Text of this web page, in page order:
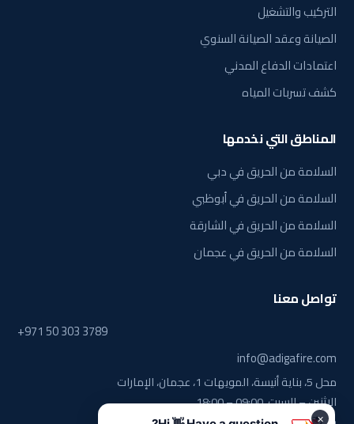
التركيب والتشغيل
الصيانة وعقد الصيانة السنوي
اعتمادات الدفاع المدني
كشف تسربات المياه
المناطق التي نخدمها
السلامة من الحريق في دبي
السلامة من الحريق في أبوظبي
السلامة من الحريق في الشارقة
السلامة من الحريق في عجمان
تواصل معنا
+971 50 303 3789
info@adigafire.com
محل 5، بناية أنيسة، المويهات 1، عجمان، الإمارات
الاثنين – السبت، 09:00 – 18:00